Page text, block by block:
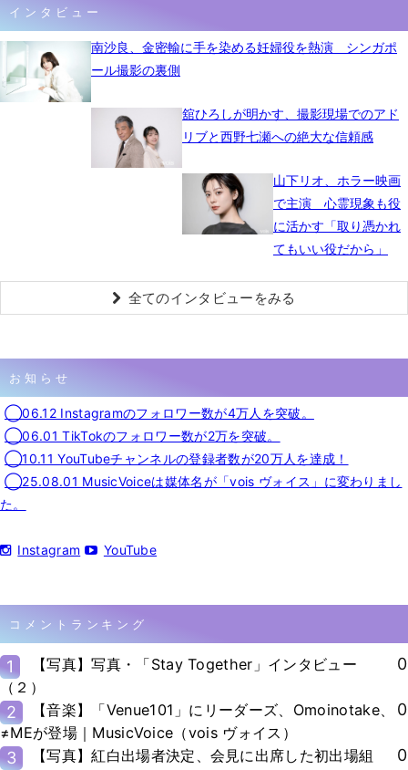
インタビュー
南沙良、金密輸に手を染める妊婦役を熱演 シンガポ
ール撮影の裏側
舘ひろしが明かす、撮影現場でのアド
リブと西野七瀬への絶大な信頼感
山下リオ、ホラー映画
で主演 心霊現象も役
に活かす「取り憑かれ
てもいい役だから」
全てのインタビューをみる
お知らせ
◯06.12 Instagramのフォロワー数が4万人を突破。
◯06.01 TikTokのフォロワー数が2万を突破。
◯10.11 YouTubeチャンネルの登録者数が20万人を達成！
◯25.08.01 MusicVoiceは媒体名が「vois ヴォイス」に変わりまし
た。
Instagram YouTube
コメントランキング
1
【写真】写真・「Stay Together」インタビュー
（２）
0
2
【音楽】「Venue101」にリーダーズ、Omoinotake、
≠MEが登場｜MusicVoice（vois ヴォイス）
0
3
【写真】紅白出場者決定、会見に出席した初出場組
0